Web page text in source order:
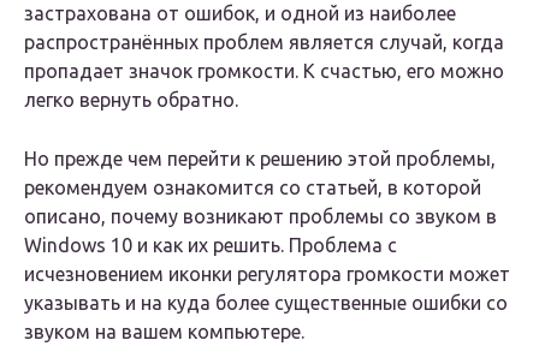
застрахована от ошибок, и одной из наиболее
распространённых проблем является случай, когда
пропадает значок громкости. К счастью, его можно
легко вернуть обратно.
Но прежде чем перейти к решению этой проблемы,
рекомендуем ознакомится со статьей, в которой
описано, почему возникают проблемы со звуком в
Windows 10 и как их решить. Проблема с
исчезновением иконки регулятора громкости может
указывать и на куда более существенные ошибки со
звуком на вашем компьютере.